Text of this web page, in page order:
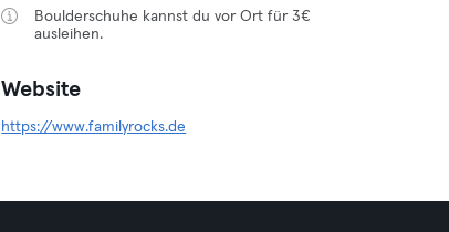
Boulderschuhe kannst du vor Ort für 3€
ausleihen.
Website
https://www.familyrocks.de